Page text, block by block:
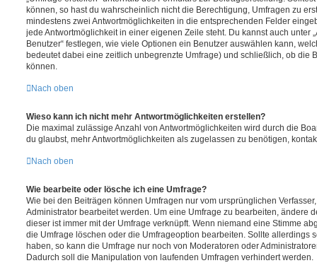
können, so hast du wahrscheinlich nicht die Berechtigung, Umfragen zu
mindestens zwei Antwortmöglichkeiten in die entsprechenden Felder
jede Antwortmöglichkeit in einer eigenen Zeile steht. Du kannst auch unter
Benutzer“ festlegen, wie viele Optionen ein Benutzer auswählen kann,
bedeutet dabei eine zeitlich unbegrenzte Umfrage) und schließlich, ob die
können.
Nach oben
Wieso kann ich nicht mehr Antwortmöglichkeiten erstellen?
Die maximal zulässige Anzahl von Antwortmöglichkeiten wird durch die
du glaubst, mehr Antwortmöglichkeiten als zugelassen zu benötigen,
Nach oben
Wie bearbeite oder lösche ich eine Umfrage?
Wie bei den Beiträgen können Umfragen nur vom ursprünglichen
Administrator bearbeitet werden. Um eine Umfrage zu bearbeiten, ändere
dieser ist immer mit der Umfrage verknüpft. Wenn niemand eine Stimme
die Umfrage löschen oder die Umfrageoption bearbeiten. Sollte allerdings
haben, so kann die Umfrage nur noch von Moderatoren oder
Dadurch soll die Manipulation von laufenden Umfragen verhindert werden.